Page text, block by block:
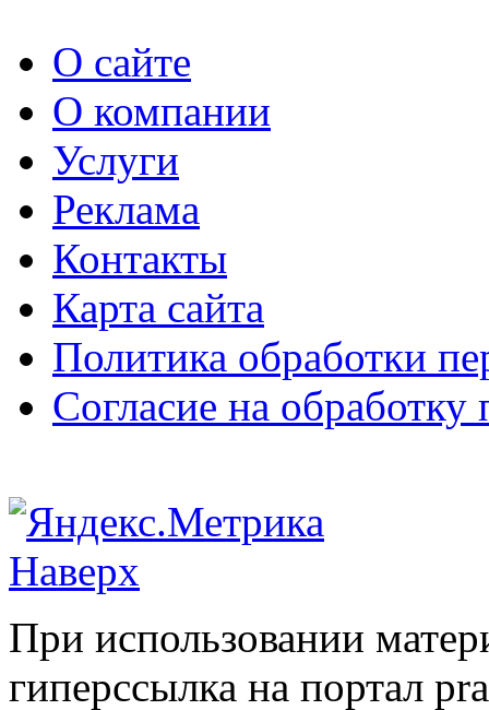
О сайте
О компании
Услуги
Реклама
Контакты
Карта сайта
Политика обработки
Согласие на
Наверх
При использовании
гиперссылка на портал